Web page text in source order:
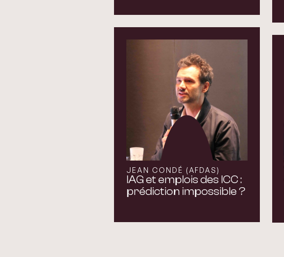
JEAN CONDÉ (AFDAS)
IAG et emplois des ICC :
prédiction impossible ?